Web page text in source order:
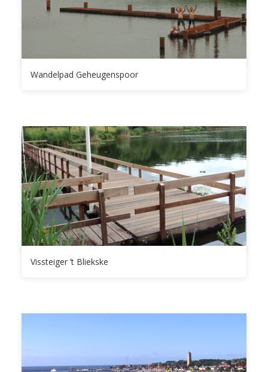
Wandelpad Geheugenspoor
Vissteiger ’t Bliekske